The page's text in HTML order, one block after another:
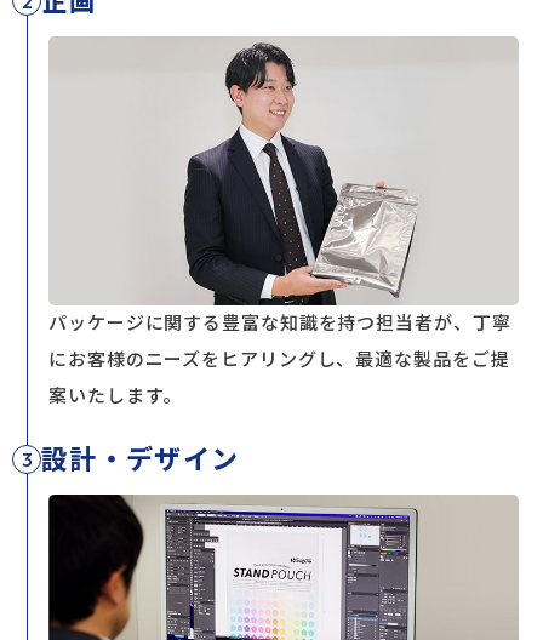
パッケージに関する豊富な知識を持つ担当者が、丁寧
にお客様のニーズをヒアリングし、最適な製品をご提
案いたします。
3 設計・デザイン